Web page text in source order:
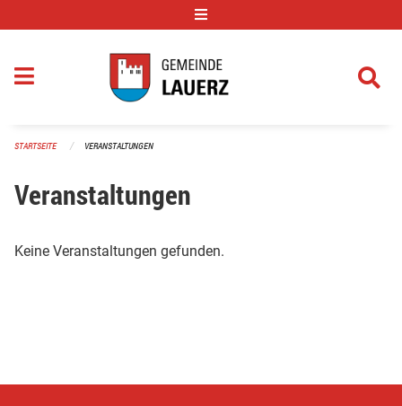
STARTSEITE VERANSTALTUNGEN
Veranstaltungen
Keine Veranstaltungen gefunden.